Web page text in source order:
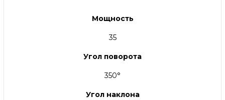
Мощность
35
Угол поворота
350°
Угол наклона